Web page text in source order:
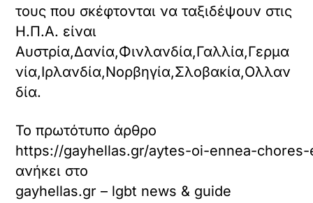
τους που σκέφτονται να ταξιδέψουν στις
Η.Π.Α. είναι
Αυστρία,Δανία,Φινλανδία,Γαλλία,Γερμα
νία,Ιρλανδία,Νορβηγία,Σλοβακία,Ολλαν
δία.
Το πρωτότυπο άρθρο
https://gayhellas.gr/aytes-oi-ennea-
ανήκει στο
gayhellas.gr – lgbt news & guide